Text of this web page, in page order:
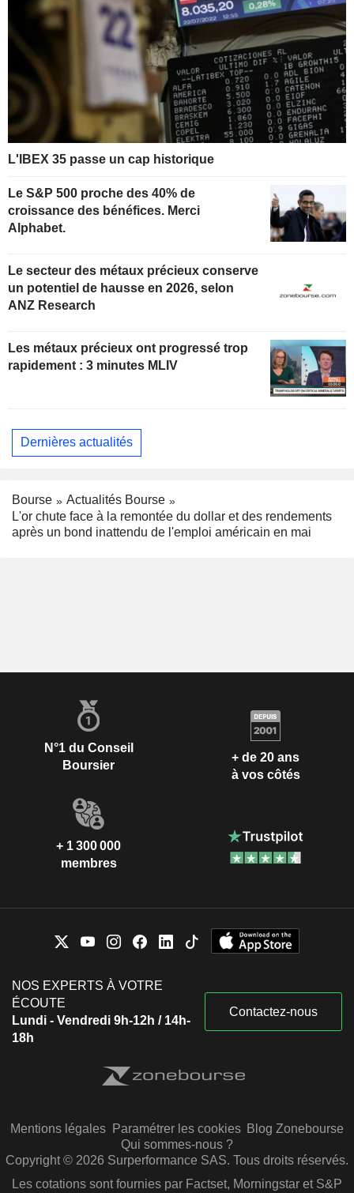
L'IBEX 35 passe un cap historique
Le S&P 500 proche des 40% de
croissance des bénéfices. Merci
Alphabet.
Le secteur des métaux précieux conserve
un potentiel de hausse en 2026, selon
ANZ Research
Les métaux précieux ont progressé trop
rapidement : 3 minutes MLIV
Dernières actualités
Bourse
Actualités Bourse
L'or chute face à la remontée du dollar et des rendements
après un bond inattendu de l'emploi américain en mai
N°1 du Conseil
Boursier
+ de 20 ans
à vos côtés
+ 1 300 000
membres
NOS EXPERTS À VOTRE
ÉCOUTE
Lundi - Vendredi 9h-12h / 14h-
18h
Contactez-nous
Mentions légales Paramétrer les cookies Blog Zonebourse
Qui sommes-nous ?
Copyright © 2026 Surperformance SAS. Tous droits réservés.
Les cotations sont fournies par Factset, Morningstar et S&P